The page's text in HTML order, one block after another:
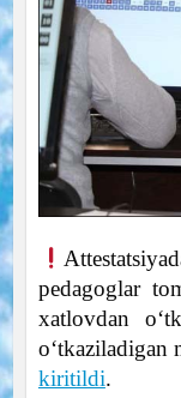
pedagoglar
xatlovdan
oʻtkaziladigan
kiritildi.